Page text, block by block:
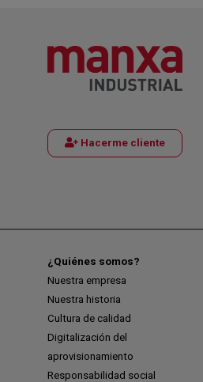
Hacerme cliente
¿Quiénes somos?
Nuestra empresa
Nuestra historia
Cultura de calidad
Digitalización del
aprovisionamiento
Responsabilidad social